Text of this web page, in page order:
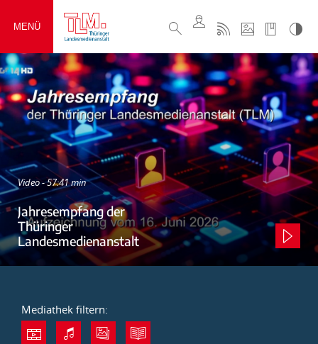
MENÜ
Video - 57:41 min
Jahresempfang der
Thüringer
Landesmedienanstalt
Mediathek filtern: